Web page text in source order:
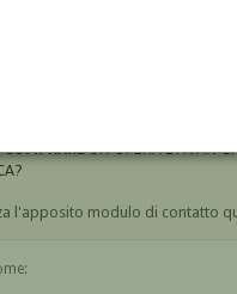
COMPRAREUN'OPERA DI IVAN
l'apposito modulo di contatto